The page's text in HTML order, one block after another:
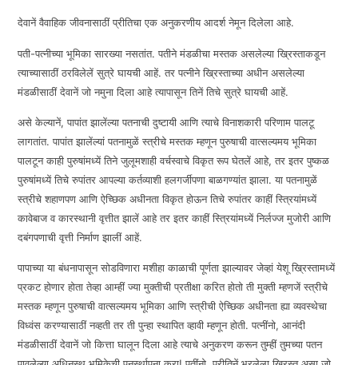
देवानें वैवाहिक जीवनासाठीं प्रीतिचा एक अनुकरणीय आदर्श नेमून दिलेला आहे.
पती-पत्नीच्या भूमिका सारख्या नसतांत. पतीने मंडळीचा मस्तक असलेल्या ख्रिस्ताकडून
त्याच्यासाठीं ठरविलेलें सुत्रे घायची आहें. तर पत्नीने ख्रिस्ताच्या अधीन असलेल्या
मंडळीसाठीं देवानें जो नमुना दिला आहे त्यापासून तिनें तिचे सुत्रे घायची आहें.
असे केल्यानें, पापांत झालेंल्या पतनाची दुष्टायी आणि त्याचे विनाशकारी परिणाम पालटू
लागतांत. पापांत झालेंल्यां पतनामुळें स्त्रीचे मस्तक म्हणून पुरुषाची वात्सल्यमय भूमिका
पालटून काही पुरुषांमध्यें तिने जुलूमशाही वर्चस्वाचे विकृत रूप घेतलें आहे, तर इतर पुष्कळ
पुरुषांमध्यें तिचे रुपांतर आपल्या कर्तव्याशी हलगर्जीपणा बाळगण्यांत झाला. या पतनामुळें
स्त्रीचे शहाणपण आणि ऐच्छिक अधीनता विकृत होऊन तिचे रुपांतर काहीं स्त्रियांमध्यें
कावेबाज व कारस्थानी वृत्तीत झालें आहे तर इतर काहीं स्त्रियांमध्यें निर्लज्ज मुजोरी आणि
दबंगपणाची वृत्ती निर्माण झालीं आहें.
पापाच्या या बंधनापासून सोडविणारा मशीहा काळाची पूर्णता झाल्यावर जेव्हां येशू ख्रिस्तामध्यें
प्रकट होणार होता तेव्हा आम्हीं ज्या मुक्तीची प्रतीक्षा करित होतो ती मुक्ती म्हणजें स्त्रीचे
मस्तक म्हणून पुरुषाची वात्सल्यमय भूमिका आणि स्त्रीची ऐच्छिक अधीनता ह्या व्यवस्थेचा
विध्वंस करण्यासाठीं नव्हती तर ती पुन्हा स्थापित व्हावी म्हणून होती. पत्नींनो, आनंदी
मंडळीसाठीं देवानें जो कित्ता घालून दिला आहे त्याचे अनुकरण करून तुम्हीं तुमच्या पतन